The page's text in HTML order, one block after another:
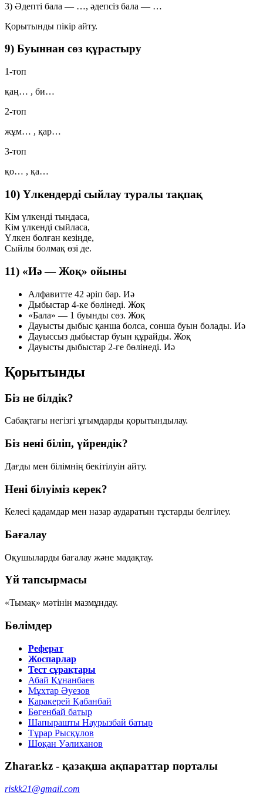
3) Әдепті бала — …, әдепсіз бала — …
Қорытынды пікір айту.
9) Буыннан сөз құрастыру
1-топ
қаң… , би…
2-топ
жұм… , қар…
3-топ
қо… , қа…
10) Үлкендерді сыйлау туралы тақпақ
Кім үлкенді тыңдаса,
Кім үлкенді сыйласа,
Үлкен болған кезіңде,
Сыйлы болмақ өзі де.
11) «Иә — Жоқ» ойыны
Алфавитте 42 әріп бар. Иә
Дыбыстар 4-ке бөлінеді. Жоқ
«Бала» — 1 буынды сөз. Жоқ
Дауысты дыбыс қанша болса, сонша буын болады. Иә
Дауыссыз дыбыстар буын құрайды. Жоқ
Дауысты дыбыстар 2-ге бөлінеді. Иә
Қорытынды
Біз не білдік?
Сабақтағы негізгі ұғымдарды қорытындылау.
Біз нені біліп, үйрендік?
Дағды мен білімнің бекітілуін айту.
Нені білуіміз керек?
Келесі қадамдар мен назар аударатын тұстарды белгілеу.
Бағалау
Оқушыларды бағалау және мадақтау.
Үй тапсырмасы
«Тымақ» мәтінін мазмұндау.
Бөлімдер
Реферат
Жоспарлар
Тест сұрақтары
Абай Құнанбаев
Мұхтар Әуезов
Қаракерей Қабанбай
Бөгенбай батыр
Шапырашты Наурызбай батыр
Тұрар Рысқұлов
Шоқан Уәлиханов
Zharar.kz - қазақша ақпараттар порталы
riskk21@gmail.com